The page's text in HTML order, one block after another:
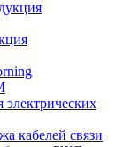
электрических
кабелей связи